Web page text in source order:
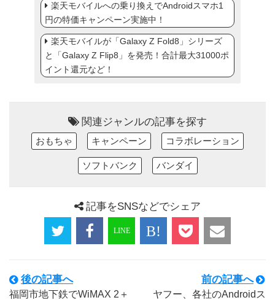
楽天モバイルへの乗り換えでAndroidスマホ1
円の特価キャンペーン実施中！
楽天モバイルが「Galaxy Z Fold8」シリーズ
と「Galaxy Z Flip8」を発売！合計最大31000ポ
イント還元など！
関連ジャンルの記事を探す
おもちゃ キャンペーン コラボレーション
ソフトバンク バンダイ
記事をSNSなどでシェア
後の記事へ
福岡市地下鉄でWiMAX 2＋
前の記事へ
ヤフー、各社のAndroidス